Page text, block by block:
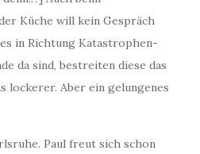
Küche will kein Gespräch
in Richtung Katastrophen-
da sind, bestreiten diese das
lockerer. Aber ein gelungenes
Paul freut sich schon